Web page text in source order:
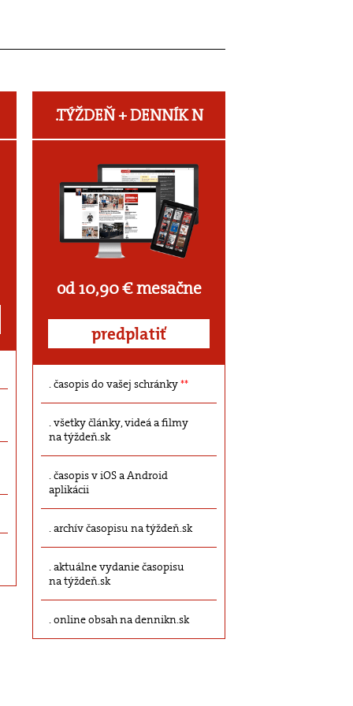
.TÝŽDEŇ +DENNÍK N
od 10,90 € mesačne
predplatiť
časopis do vašej schránky**
všetky články, videá a filmy
na týždeň.sk
časopis v iOS a Android
aplikácii
archív časopisu na týždeň.sk
aktuálne vydanie časopisu
na týždeň.sk
online obsah na dennikn.sk